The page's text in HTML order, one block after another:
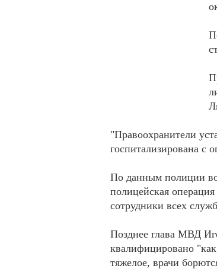
"Правоохранители
госпитализирована с
По данным полиции во
полицейская
сотрудники всех
Позднее глава МВД
квалифицировано
тяжелое, врачи